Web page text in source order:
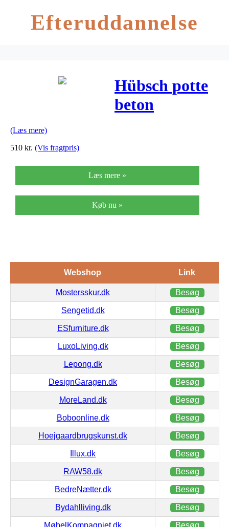
Efteruddannelse
Hübsch potte
beton
ø22xh20cm)
(Læs mere)
510 kr. (Vis fragtpris)
Læs mere »
Køb nu »
Webshop Link
Mostersskur.dk Besøg
Sengetid.dk Besøg
ESfurniture.dk Besøg
LuxoLiving.dk Besøg
Lepong.dk Besøg
DesignGaragen.dk Besøg
MoreLand.dk Besøg
Boboonline.dk Besøg
Hoejgaardbrugskunst.dk Besøg
Illux.dk Besøg
RAW58.dk Besøg
BedreNætter.dk Besøg
Bydahlliving.dk Besøg
MøbelKompagniet.dk Besøg